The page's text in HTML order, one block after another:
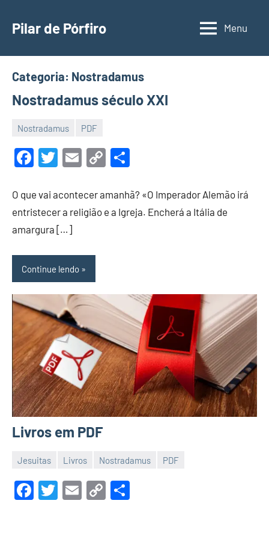
para
conteúdo
Pilar de Pórfiro Menu
Categoria: Nostradamus
Nostradamus século XXI
Nostradamus PDF
de
maio
2025
GarrettFacebook
Twitter
Email
Copy
O que vai acontecer amanhã? «O Imperador Alemão irá
entristecer a religião e a Igreja. Encherá a Itália de
amargura […]
Continue lendo
Livros em PDF
Jesuitas Livros Nostradamus PDF
de
março
GarrettFacebook
Twitter
Email
Copy